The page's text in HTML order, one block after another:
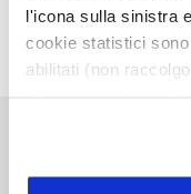
l'icona sulla sinistra
cookie statistici
abilitati (non
indirizzo:
Probabilmente non
visualizzare questa